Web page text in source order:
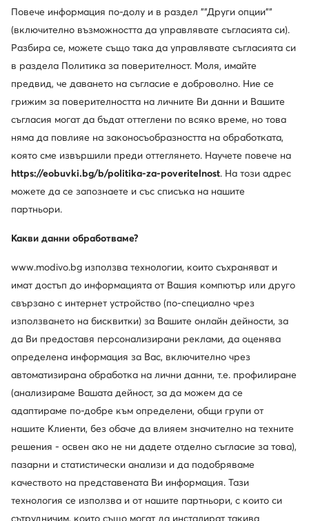
Чехли · Черен
Редовна цена60,84 €-49%
Най-ниска цена 36,99 €-16%
Trending
Редовна цена60,84 €-32%
Най-ниска цена54,99 €-25%
Повече информация по-долу и в раздел ""Други опции""
(включително възможността да управлявате съгласията си).
Разбира се, можете също така да управлявате съгласията си
в раздела Политика за поверителност. Моля, имайте
предвид, че даването на съгласие е доброволно. Ние се
грижим за поверителността на личните Ви данни и Вашите
съгласия могат да бъдат оттеглени по всяко време, но това
няма да повлияе на законосъобразността на обработката,
която сме извършили преди оттеглянето. Научете повече на
https://eobuvki.bg/b/politika-za-poveritelnost. На този адрес
можете да се запознаете и със списъка на нашите
партньори.
Какви данни обработваме?
www.modivo.bg използва технологии, които съхраняват и
имат достъп до информацията от Вашия компютър или друго
свързано с интернет устройство (по-специално чрез
използването на бисквитки) за Вашите онлайн дейности, за
да Ви предоставя персонализирани реклами, да оценява
определена информация за Вас, включително чрез
автоматизирана обработка на лични данни, т.е. профилиране
(анализираме Вашата дейност, за да можем да се
адаптираме по-добре към определени, общи групи от
нашите Клиенти, без обаче да влияем значително на техните
решения - освен ако не ни дадете отделно съгласие за това),
пазарни и статистически анализи и да подобряваме
качеството на представената Ви информация. Тази
технология се използва и от нашите партньори, с които си
сътрудничим, които също могат да инсталират такива